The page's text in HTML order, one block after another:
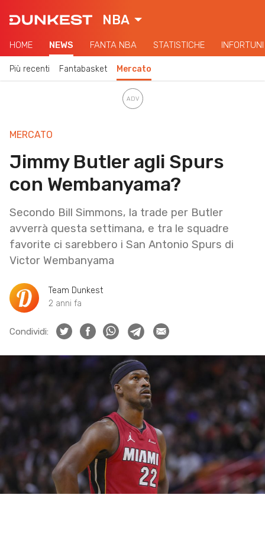
NBA
HOME NEWS FANTA NBA STATISTICHE INFORTUNI
Più recenti Fantabasket Mercato
MERCATO
Jimmy Butler agli Spurs
con Wembanyama?
Secondo Bill Simmons, la trade per Butler
avverrà questa settimana, e tra le squadre
favorite ci sarebbero i San Antonio Spurs di
Victor Wembanyama
Team Dunkest
2 anni fa
Condividi: